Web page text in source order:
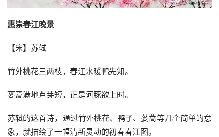
惠崇春江晚景
【宋】苏轼
竹外桃花三两枝，春江水暖鸭先知。
蒌蒿满地芦芽短，正是河豚欲上时。
苏轼的这首诗，通过竹外桃花、鸭子、蒌蒿等几个简单的意
象，就描绘了一幅清新灵动的初春春江图。